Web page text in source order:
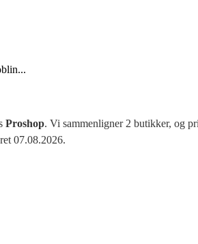
Proshop. Vi sammenligner 2 butikker, og
07.08.2026.